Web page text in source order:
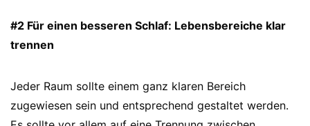
#2 Für einen besseren Schlaf: Lebensbereiche klar
trennen
Jeder Raum sollte einem ganz klaren Bereich
zugewiesen sein und entsprechend gestaltet werden.